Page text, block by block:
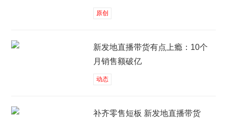
原创
新发地直播带货有点上瘾：10个
月销售额破亿
动态
补齐零售短板 新发地直播带货